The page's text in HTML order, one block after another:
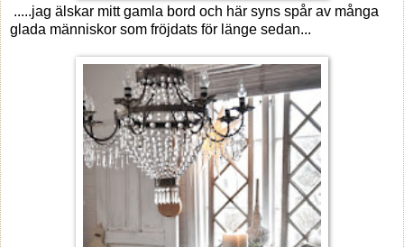
.....jag älskar mitt gamla bord och här syns spår av många
glada människor som fröjdats för länge sedan...